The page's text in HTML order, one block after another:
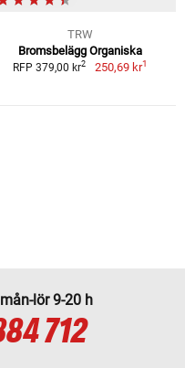
TRW
Bromsbelägg Organiska
RFP 379,00 kr2 250,69 kr1
lör 9-20 h
712